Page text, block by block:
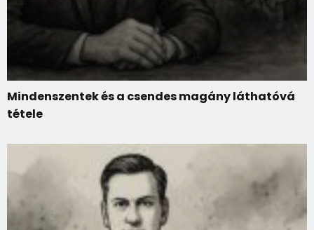
Mindenszentek és a csendes magány láthatóvá
tétele